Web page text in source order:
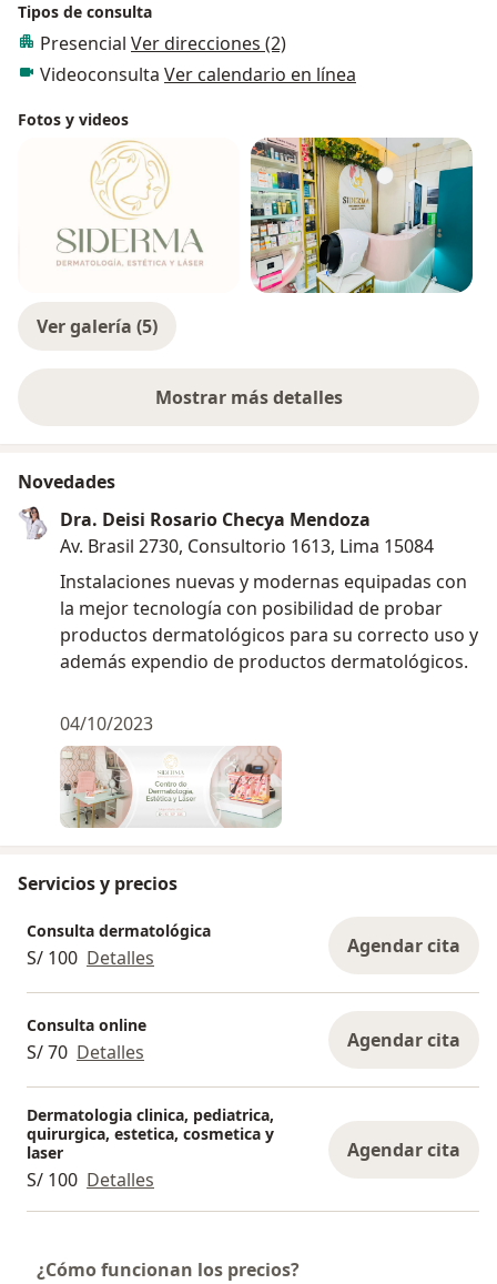
Tipos de consulta
Presencial Ver direcciones (2)
Videoconsulta Ver calendario en línea
Fotos y videos
Ver galería (5)
Mostrar más detalles
sobre la experiencia
Novedades
Dra. Deisi Rosario Checya Mendoza
Av. Brasil 2730, Consultorio 1613, Lima 15084
Instalaciones nuevas y modernas equipadas con
la mejor tecnología con posibilidad de probar
productos dermatológicos para su correcto uso y
además expendio de productos dermatológicos.
04/10/2023
Servicios y precios
Consulta dermatológica
S/ 100 Detalles Agendar cita
Consulta online
S/ 70 Detalles Agendar cita
Dermatologia clinica, pediatrica,
quirurgica, estetica, cosmetica y
laser
S/ 100 Detalles
Agendar cita
¿Cómo funcionan los precios?